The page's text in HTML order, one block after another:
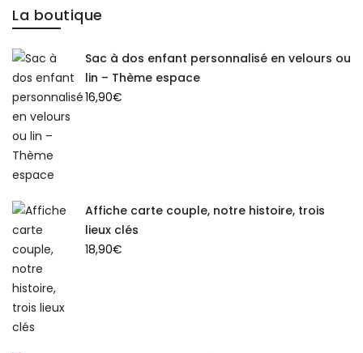
La boutique
Sac à dos enfant personnalisé en velours ou
lin – Thème espace
16,90€
Affiche carte couple, notre histoire, trois
lieux clés
18,90€